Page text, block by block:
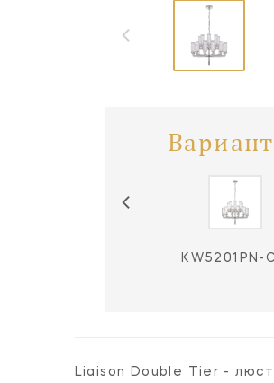
KW5201PN-
Liaison Double Tier -